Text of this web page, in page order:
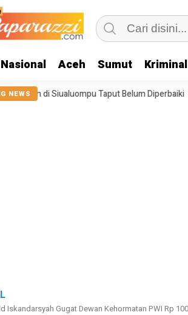
Nasional Aceh Sumut Kriminal
NEWS
Taput Belum Diperbaiki Jufri Sitompul
Iskandarsyah Gugat Dewan Kehormatan PWI Rp